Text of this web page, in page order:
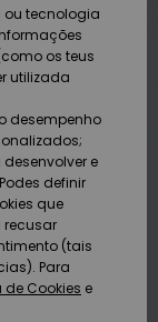
ou tecnologia
os teus
utilizada
desempenho
e
definir
que
recusar
(tais
Para
Cookies e